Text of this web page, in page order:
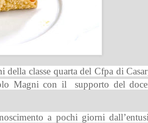
classe quarta del Cfpa di
Magni con il
supporto del
a pochi giorni